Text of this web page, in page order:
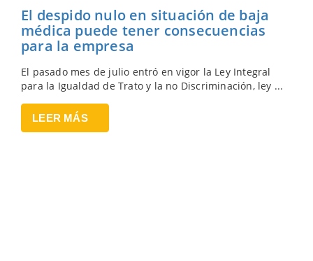
El despido nulo en situación de baja
médica puede tener consecuencias
para la empresa
El pasado mes de julio entró en vigor la Ley Integral
para la Igualdad de Trato y la no Discriminación, ley ...
LEER MÁS